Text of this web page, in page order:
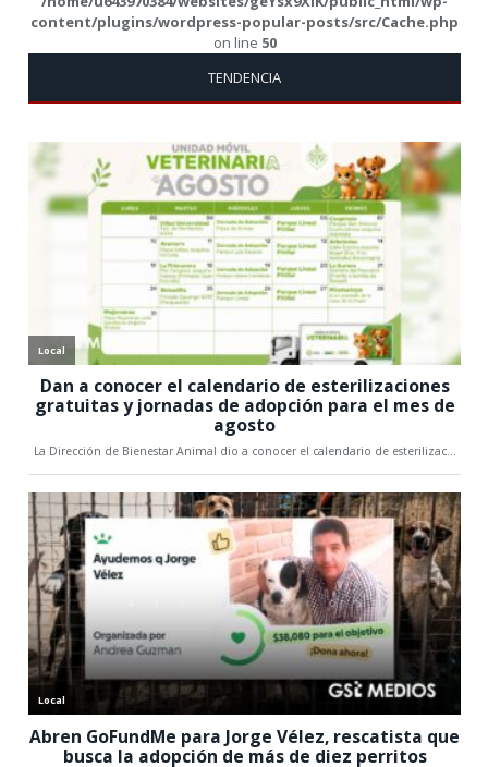
content/plugins/wordpress-popular-posts/src/Cache.php
on line 50
TENDENCIA